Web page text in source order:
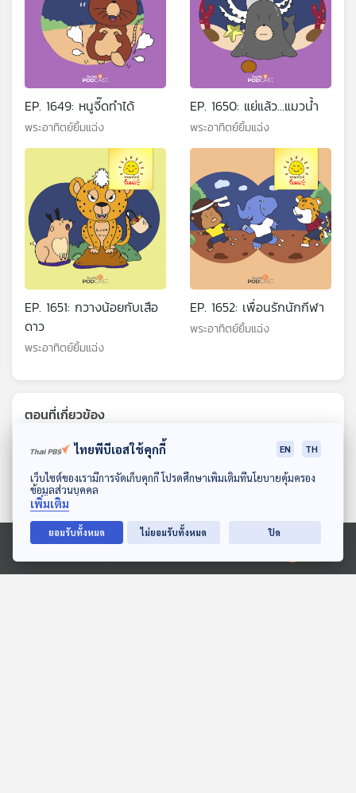
ดาวน์โหลด Thai PBS Podcast Application
Ⓒ 2020 องค์การกระจายเสียงและแพร่ภาพสาธารณะแห่งประเทศไทย
EP. 1649: หนูจี๊ดทำได้
พระอาทิตย์ยิ้มแฉ่ง
EP. 1650: แย่แล้ว...แมวน้ำ
พระอาทิตย์ยิ้มแฉ่ง
EP. 1651: กวางน้อยกับเสือ
ดาว
พระอาทิตย์ยิ้มแฉ่ง
EP. 1652: เพื่อนรักนักกีฬา
พระอาทิตย์ยิ้มแฉ่ง
ตอนที่เกี่ยวข้อง
ไทยพีบีเอสใช้คุกกี้ EN TH
เว็บไซต์ของเรามีการจัดเก็บคุกกี้ โปรดศึกษาเพิ่มเติมที่นโยบายคุ้มครอง
ข้อมูลส่วนบุคคล
เพิ่มเติม
ยอมรับทั้งหมด ไม่ยอมรับทั้งหมด ปิด